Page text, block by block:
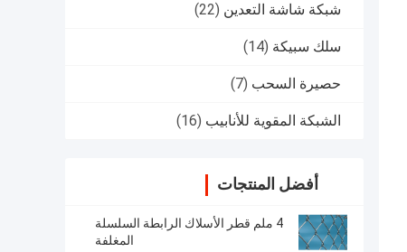
شبكة شاشة التعدين (22)
سلك سبيكة (14)
حصيرة السحب (7)
الشبكة المقوية للأنابيب (16)
أفضل المنتجات
4 ملم قطر الأسلاك الرابطة السلسلة
المغلفة